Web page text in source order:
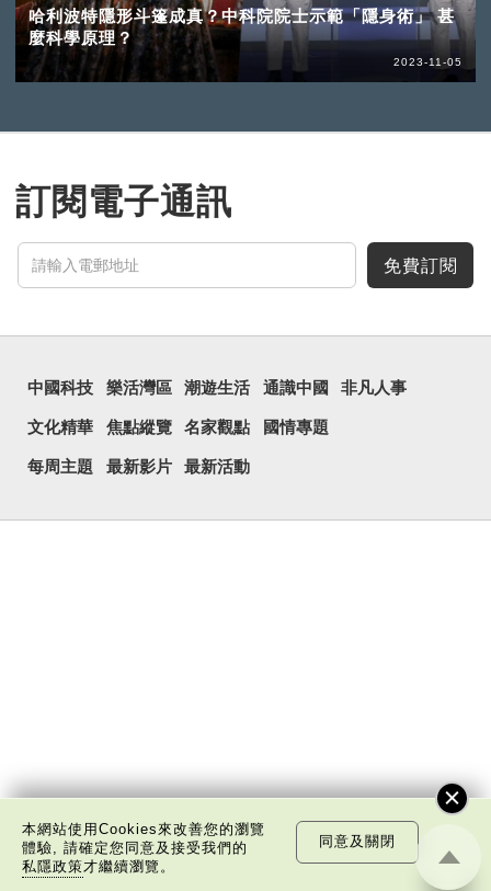
哈利波特隱形斗篷成真？中科院院士示範「隱身術」 甚
麼科學原理？
2023-11-05
訂閱電子通訊
免費訂閱
中國科技 樂活灣區 潮遊生活 通識中國 非凡人事
文化精華 焦點縱覽 名家觀點 國情專題
每周主題 最新影片 最新活動
本網站使用Cookies來改善您的瀏覽
體驗, 請確定您同意及接受我們的
私隱政策才繼續瀏覽。
同意及關閉